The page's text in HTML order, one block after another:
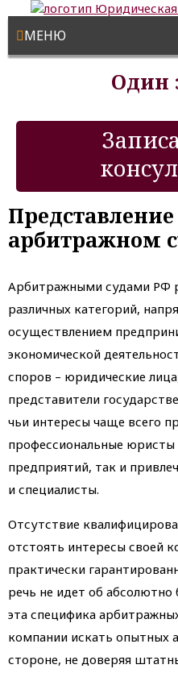
МЕНЮ
Один
арбитражном
Арбитражными судами РФ
различных категорий,
осуществлением
экономической
споров – юридические
представители
чьи интересы чаще всего
профессиональные
предприятий, так и
и специалисты.
Отсутствие
отстоять интересы своей
практически
речь не идет об
эта специфика
компании искать опытных
стороне, не доверяя